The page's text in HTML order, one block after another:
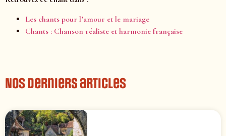
Les chants pour l’amour et le mariage
Chants : Chanson réaliste et harmonie française
Nos derniers articles